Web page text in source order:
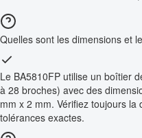
Quelles sont les dimensions et
Le BA5810FP utilise un boîtier
à 28 broches) avec des
mm x 2 mm. Vérifiez toujours
tolérances exactes.